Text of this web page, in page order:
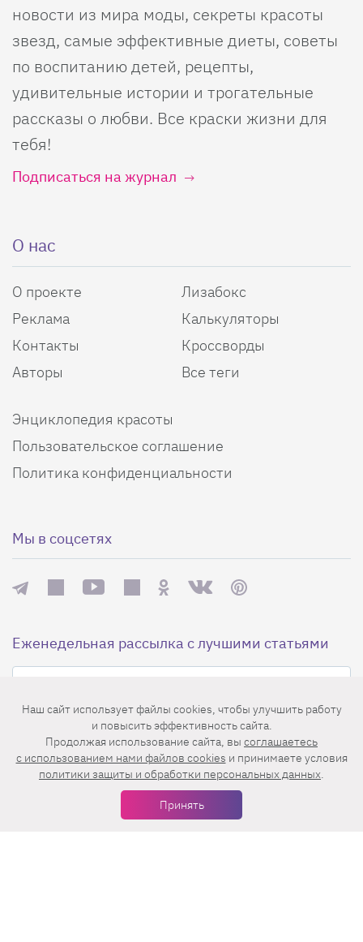
новости из мира моды, секреты красоты
звезд, самые эффективные диеты, советы
по воспитанию детей, рецепты,
удивительные истории и трогательные
рассказы о любви. Все краски жизни для
тебя!
Подписаться на журнал
О нас
О проекте
Реклама
Контакты
Авторы
Лизабокс
Калькуляторы
Кроссворды
Все теги
Энциклопедия красоты
Пользовательское соглашение
Политика конфиденциальности
Мы в соцсетях
Еженедельная рассылка с лучшими статьями
Нажимая на кнопку «Подписаться», вы принимаете условия
пользовательского соглашения,политики конфиденциальности
Наш сайт использует файлы cookies, чтобы улучшить работу
и повысить эффективность сайта.
Продолжая использование сайта, вы соглашаетесь
c использованием нами файлов cookies и принимаете условия
политики защиты и обработки персональных данных.
Принять